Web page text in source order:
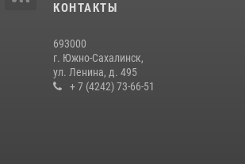
КОНТАКТЫ
693000
г. Южно-Сахалинск,
ул. Ленина, д. 495
+ 7 (4242) 73-66-51